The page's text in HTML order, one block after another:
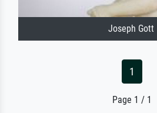
Joseph Gott
1
Page 1 / 1